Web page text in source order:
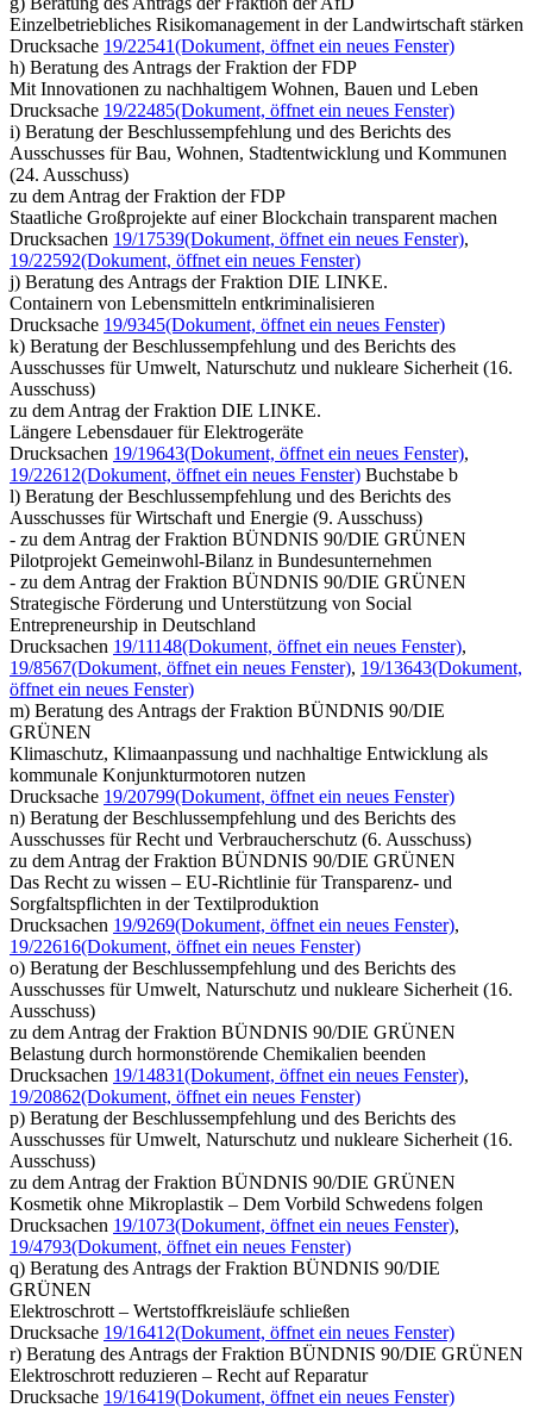
Einzelbetriebliches Risikomanagement in der Landwirtschaft stärken
Drucksache 19/22541(Dokument, öffnet ein neues Fenster)
h) Beratung des Antrags der Fraktion der FDP
Mit Innovationen zu nachhaltigem Wohnen, Bauen und Leben
Drucksache 19/22485(Dokument, öffnet ein neues Fenster)
i) Beratung der Beschlussempfehlung und des Berichts des
Ausschusses für Bau, Wohnen, Stadtentwicklung und Kommunen
(24. Ausschuss)
zu dem Antrag der Fraktion der FDP
Staatliche Großprojekte auf einer Blockchain transparent machen
Drucksachen 19/17539(Dokument, öffnet ein neues Fenster),
19/22592(Dokument, öffnet ein neues Fenster)
j) Beratung des Antrags der Fraktion DIE LINKE.
Containern von Lebensmitteln entkriminalisieren
Drucksache 19/9345(Dokument, öffnet ein neues Fenster)
k) Beratung der Beschlussempfehlung und des Berichts des
Ausschusses für Umwelt, Naturschutz und nukleare Sicherheit (16.
Ausschuss)
zu dem Antrag der Fraktion DIE LINKE.
Längere Lebensdauer für Elektrogeräte
Drucksachen 19/19643(Dokument, öffnet ein neues Fenster),
19/22612(Dokument, öffnet ein neues Fenster) Buchstabe b
l) Beratung der Beschlussempfehlung und des Berichts des
Ausschusses für Wirtschaft und Energie (9. Ausschuss)
- zu dem Antrag der Fraktion BÜNDNIS 90/DIE GRÜNEN
Pilotprojekt Gemeinwohl-Bilanz in Bundesunternehmen
- zu dem Antrag der Fraktion BÜNDNIS 90/DIE GRÜNEN
Strategische Förderung und Unterstützung von Social
Entrepreneurship in Deutschland
Drucksachen 19/11148(Dokument, öffnet ein neues Fenster),
19/8567(Dokument, öffnet ein neues Fenster), 19/13643(Dokument,
öffnet ein neues Fenster)
m) Beratung des Antrags der Fraktion BÜNDNIS 90/DIE
GRÜNEN
Klimaschutz, Klimaanpassung und nachhaltige Entwicklung als
kommunale Konjunkturmotoren nutzen
Drucksache 19/20799(Dokument, öffnet ein neues Fenster)
n) Beratung der Beschlussempfehlung und des Berichts des
Ausschusses für Recht und Verbraucherschutz (6. Ausschuss)
zu dem Antrag der Fraktion BÜNDNIS 90/DIE GRÜNEN
Das Recht zu wissen – EU-Richtlinie für Transparenz- und
Sorgfaltspflichten in der Textilproduktion
Drucksachen 19/9269(Dokument, öffnet ein neues Fenster),
19/22616(Dokument, öffnet ein neues Fenster)
o) Beratung der Beschlussempfehlung und des Berichts des
Ausschusses für Umwelt, Naturschutz und nukleare Sicherheit (16.
Ausschuss)
zu dem Antrag der Fraktion BÜNDNIS 90/DIE GRÜNEN
Belastung durch hormonstörende Chemikalien beenden
Drucksachen 19/14831(Dokument, öffnet ein neues Fenster),
19/20862(Dokument, öffnet ein neues Fenster)
p) Beratung der Beschlussempfehlung und des Berichts des
Ausschusses für Umwelt, Naturschutz und nukleare Sicherheit (16.
Ausschuss)
zu dem Antrag der Fraktion BÜNDNIS 90/DIE GRÜNEN
Kosmetik ohne Mikroplastik – Dem Vorbild Schwedens folgen
Drucksachen 19/1073(Dokument, öffnet ein neues Fenster),
19/4793(Dokument, öffnet ein neues Fenster)
q) Beratung des Antrags der Fraktion BÜNDNIS 90/DIE
GRÜNEN
Elektroschrott – Wertstoffkreisläufe schließen
Drucksache 19/16412(Dokument, öffnet ein neues Fenster)
r) Beratung des Antrags der Fraktion BÜNDNIS 90/DIE GRÜNEN
Elektroschrott reduzieren – Recht auf Reparatur
Drucksache 19/16419(Dokument, öffnet ein neues Fenster)